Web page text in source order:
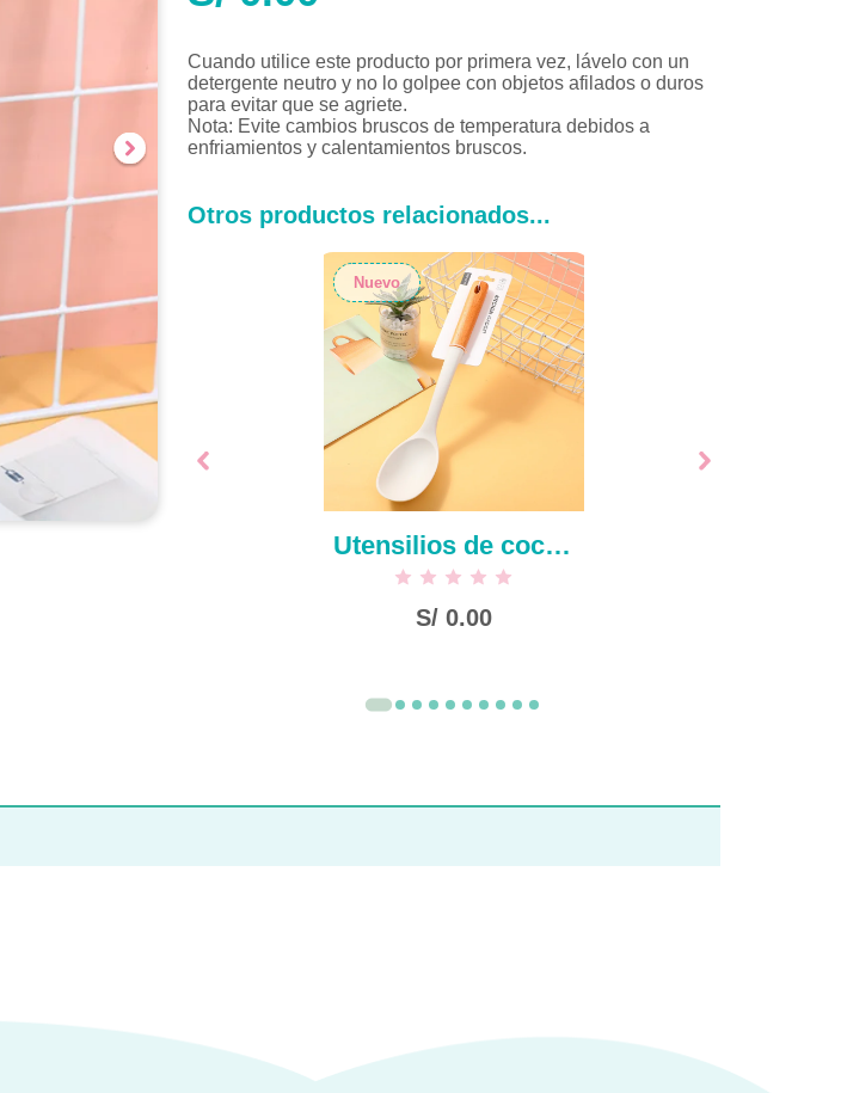
Cuando utilice este producto por primera vez, lávelo con un
detergente neutro y no lo golpee con objetos afilados o duros
para evitar que se agriete.
Nota: Evite cambios bruscos de temperatura debidos a
enfriamientos y calentamientos bruscos.
Otros productos relacionados...
Nuevo
Utensilios de cocina-espátula de silicona estilo nórdico
S/0.00